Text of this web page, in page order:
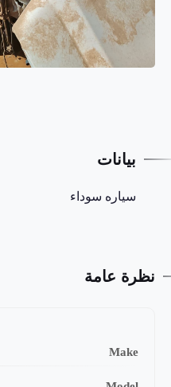
بيانات
سياره سوداء
نظرة عامة
Make